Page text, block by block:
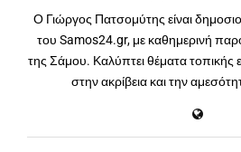
Ο Γιώργος Πατσομύτης είναι
του Samos24.gr, με καθημερινή
της Σάμου. Καλύπτει θέματα τοπικής
στην ακρίβεια και την